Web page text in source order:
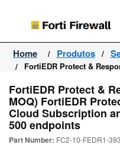
Forti
Firewall
Home Produtos
FortiEDR Protect &
FortiEDR Protect &
MOQ) FortiEDR
Cloud Subscription
500 endpoints
Part Number: FC2-10-FEDR1-